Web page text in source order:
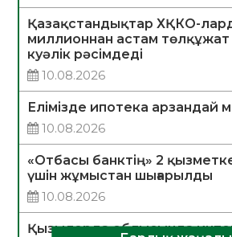
Қазақстандықтар ХҚКО-
миллионнан астам
куәлік рәсімдеді
10.08.2026
Елімізде ипотека арзандай
10.08.2026
«Отбасы банктің» 2
үшін жұмыстан шығарылды
10.08.2026
Қызылорда облысында